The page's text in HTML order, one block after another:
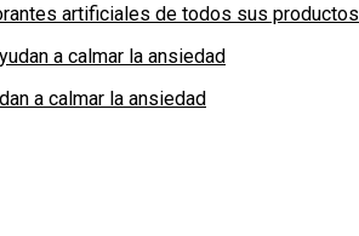
artificiales de todos sus
a calmar la ansiedad